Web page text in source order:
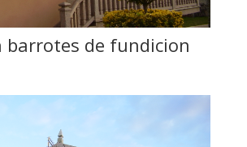
barrotes de fundicion